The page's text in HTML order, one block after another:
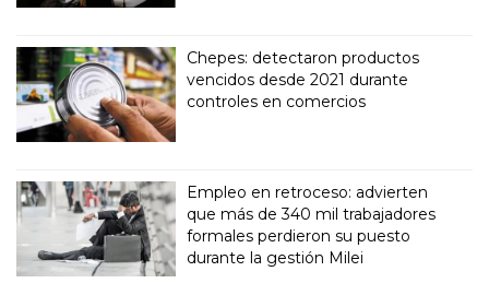
Chepes: detectaron productos
vencidos desde 2021 durante
controles en comercios
Empleo en retroceso: advierten
que más de 340 mil trabajadores
formales perdieron su puesto
durante la gestión Milei